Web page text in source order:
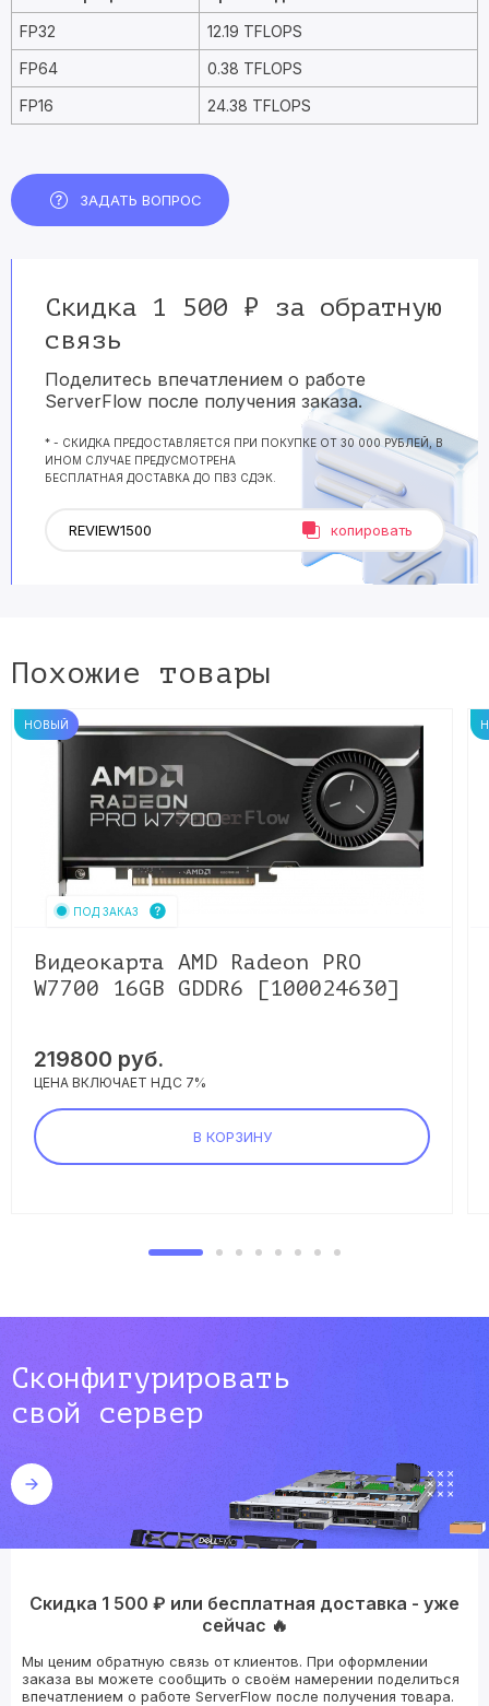
FP32
12.19 TFLOPS
FP64
0.38 TFLOPS
FP16
24.38 TFLOPS
ЗАДАТЬ ВОПРОС
Скидка 1 500 ₽ за обратную
связь
Поделитесь впечатлением о работе
ServerFlow после получения заказа.
* - СКИДКА ПРЕДОСТАВЛЯЕТСЯ ПРИ ПОКУПКЕ ОТ 30 000 РУБЛЕЙ, В
ИНОМ СЛУЧАЕ ПРЕДУСМОТРЕНА
БЕСПЛАТНАЯ ДОСТАВКА ДО ПВЗ СДЭК.
копировать
Похожие товары
НОВЫЙ
ПОД ЗАКАЗ
Видеокарта AMD Radeon PRO
W7700 16GB GDDR6 [100024630]
219800 руб.
ЦЕНА ВКЛЮЧАЕТ НДС 7%
В КОРЗИНУ
Сконфигурировать
свой сервер
Скидка 1 500 ₽ или бесплатная доставка - уже
сейчас 🔥
Мы ценим обратную связь от клиентов. При оформлении
заказа вы можете сообщить о своём намерении поделиться
впечатлением о работе ServerFlow после получения товара.